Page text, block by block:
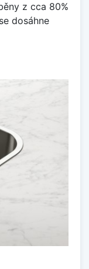
z cca 80%
dosáhne